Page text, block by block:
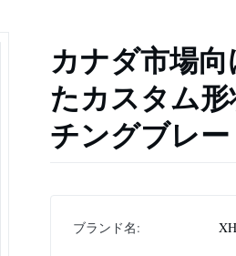
カナダ市場
たカスタム
チングブレー
ブランド名: